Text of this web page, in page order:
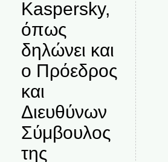
Kaspersky,
όπως
δηλώνει και
ο Πρόεδρος
και
Διευθύνων
Σύμβουλος
της